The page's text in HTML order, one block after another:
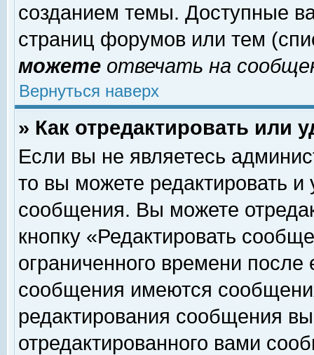
созданием темы. Доступные
страниц форумов или тем
можете отвечать на
Вернуться наверх
» Как отредактировать или
Если вы не являетесь
то вы можете редактировать и
сообщения. Вы можете
кнопку «Редактировать
ограниченного времени
сообщения имеются
редактирования сообщения
отредактированного вами